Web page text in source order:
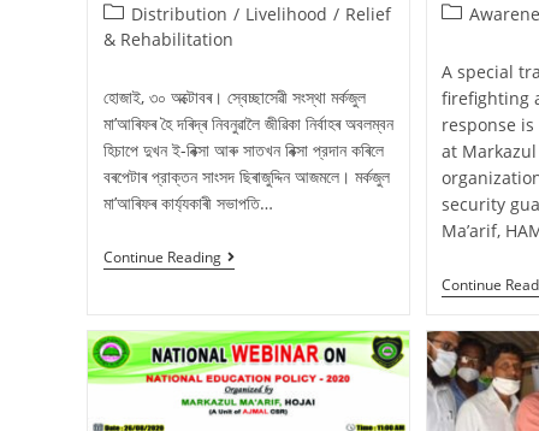
Distribution / Livelihood / Relief
& Rehabilitation
হােজাই, ৩০ অক্টোবৰ। স্বেচ্ছাসেৱী সংস্থা মর্কজুল
মা’আৰিফৰ হৈ দৰিদ্ৰ নিবনুৱালৈ জীৱিকা নির্বাহৰ অবলম্বন
হিচাপে দুখন ই-ৰিক্সা আৰু সাতখন ৰিক্সা প্রদান কৰিলে
বৰপেটাৰ প্রাক্তন সাংসদ ছিৰাজুদ্দিন আজমলে। মৰ্কজুল
মা’আৰিফৰ কাৰ্য্যকাৰী সভাপতি…
Continue Reading
A special
firefighting
response
at
security
Ma’arif,
Continue